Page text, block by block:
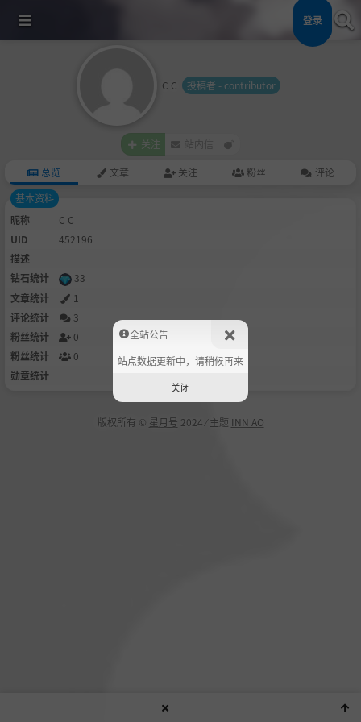
登录
C C 投稿者 - contributor
关注 站内信
总览 文章 关注 粉丝
评论
基本资料
昵称
C C
UID
452196
描述
钻石统计
33
文章统计
1
评论统计
3
粉丝统计
0
粉丝统计
0
勋章统计
版权所有 © 星月号 2024 ⁄ 主题 INN AO
全站公告
站点数据更新中，请稍候再来
关闭